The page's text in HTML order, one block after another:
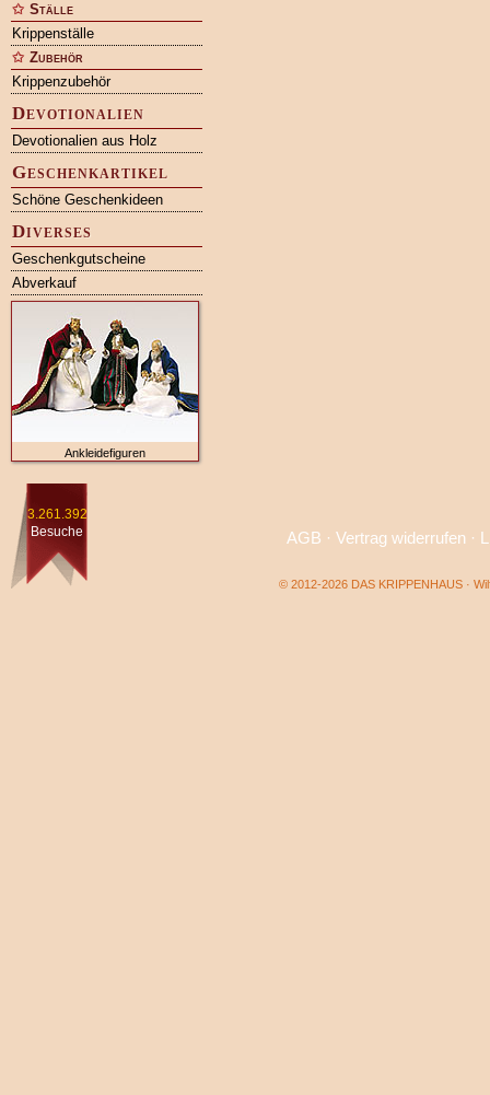
Ställe
Krippenställe
Zubehör
Krippenzubehör
Devotionalien
Devotionalien aus Holz
Geschenkartikel
Schöne Geschenkideen
Diverses
Geschenkgutscheine
Abverkauf
Ankleidefiguren
3.261.392
Besuche
AGB · Vertrag widerrufen·
© 2012-2026 DAS KRIPPENHAUS ·